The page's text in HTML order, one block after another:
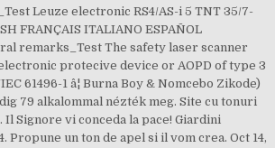
Leuze electronic RS4/AS-i 5 TNT 35/7-
FRANÇAIS ITALIANO ESPAÑOL
remarks_Test The safety laser scanner
protecive device or AOPD of type 3
61496-1 â¦ Burna Boy & Nomcebo Zikode)
79 alkalommal nézték meg. Site cu tonuri
Signore vi conceda la pace! Giardini
Propune un ton de apel si il vom crea. Oct 14,